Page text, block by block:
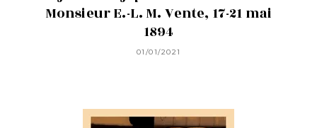
Monsieur E.-L. M. Vente, 17-21 mai
1894
01/01/2021